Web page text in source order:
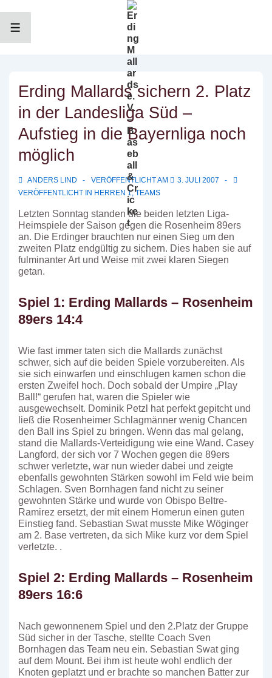
InhaltMENÜ
Erding Mallards sichern 2. Platz
in der Landesliga Süd –
Aufstieg in die Bayernliga noch
möglich
ANDERS LIND VERÖFFENTLICHT AM
3. JULI 2007
VERÖFFENTLICHT IN HERREN 1,TEAMS
Letzten Sonntag standen die beiden letzten Liga-
Heimspiele der Saison gegen die Rosenheim 89ers
an. Die Erdinger brauchten nur einen Sieg um den
zweiten Platz endgültig zu sichern. Dies haben sie auf
fulminanter Art und Weise mit zwei klaren Siegen
getan.
Spiel 1: Erding Mallards – Rosenheim
89ers 14:4
Wie fast immer taten sich die Mallards zunächst
schwer, sich auf die beiden Spiele vorzubereiten. Als
sie sich einwarfen und einschlugen kamen schon die
ersten Zweifel hoch. Doch sobald der Umpire „Play
Ball!“ gerufen hat, waren die Spieler wie
ausgewechselt. Dominik Petzl hat perfekt gepitcht und
ließ die Rosenheimer Schlagmänner wenig Chancen
den Ball ins Spiel zu bringen. Wenn das mal gelang,
stand die Mallards-Verteidigung wie eine Wand. Casey
Langford, der sich vor 7 Wochen gegen die 89ers
schwer verletzte, war nun wieder dabei und zeigte
ebenfalls gewohnten Stärken sowohl im Feld wie beim
Schlagen. Sven Bornhagen fand nicht zu seiner
gewohnten Stärke und wurde von Obispo Beltre-
Ramirez ersetzt, der mit einem Homerun einen guten
Einstieg fand. Sebastian Swat musste Mike Wöginger
am 2. Base vertreten, da sich Mike kurz vor dem Spiel
verletzte. .
Spiel 2: Erding Mallards – Rosenheim
89ers 16:6
Nach gewonnenem Spiel und den 2.Platz der Gruppe
Süd sicher in der Tasche, stellte Coach Sven
Bornhagen das Team neu ein. Sebastian Swat ging
auf dem Mount. Bei ihm ist heute wohl endlich der
Knoten geplatzt und er brachte so manchen Batter zur